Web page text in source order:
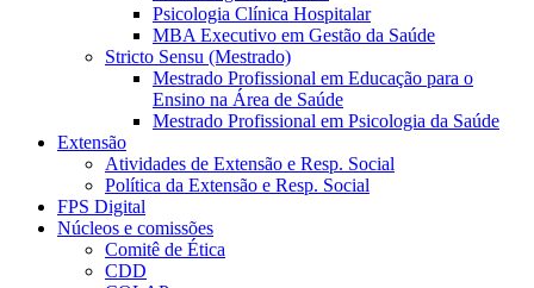
Psicologia Clínica Hospitalar
MBA Executivo em Gestão da Saúde
Stricto Sensu (Mestrado)
Mestrado Profissional em Educação para o
Ensino na Área de Saúde
Mestrado Profissional em Psicologia da Saúde
Extensão
Atividades de Extensão e Resp. Social
Política da Extensão e Resp. Social
FPS Digital
Núcleos e comissões
Comitê de Ética
CDD